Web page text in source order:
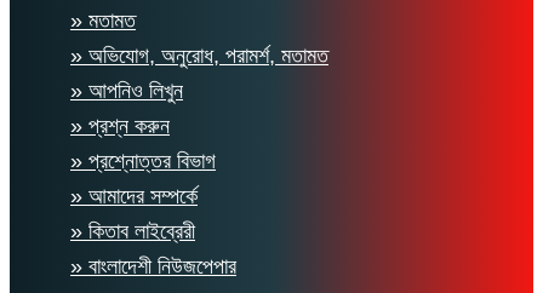
» মতামত
» অভিযোগ, অনুরোধ, পরামর্শ, মতামত
» আপনিও লিখুন
» প্রশ্ন করুন
» প্রশ্নোত্তর বিভাগ
» আমাদের সম্পর্কে
» কিতাব লাইব্রেরী
» বাংলাদেশী নিউজপেপার